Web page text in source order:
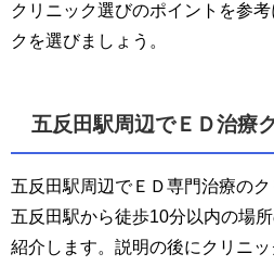
クリニック選びのポイントを参
クを選びましょう。
五反田駅周辺でＥＤ治療
五反田駅周辺でＥＤ専門治療のク
五反田駅から徒歩10分以内の場
紹介します。説明の後にクリニ